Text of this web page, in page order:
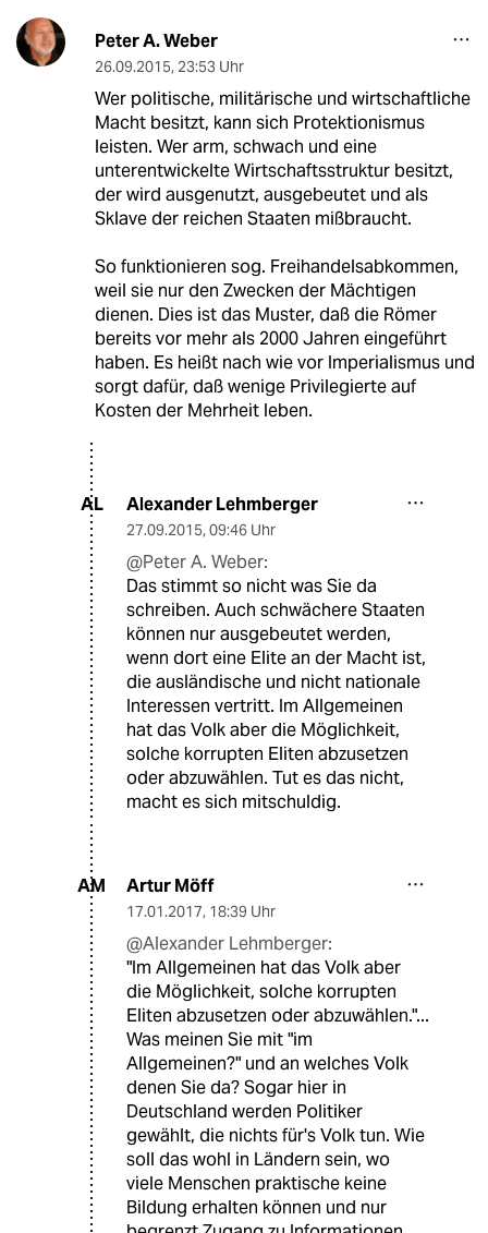
Peter A. Weber
26.09.2015, 23:53 Uhr
Wer politische, militärische und wirtschaftliche
Macht besitzt, kann sich Protektionismus
leisten. Wer arm, schwach und eine
unterentwickelte Wirtschaftsstruktur besitzt,
der wird ausgenutzt, ausgebeutet und als
Sklave der reichen Staaten mißbraucht.
So funktionieren sog. Freihandelsabkommen,
weil sie nur den Zwecken der Mächtigen
dienen. Dies ist das Muster, daß die Römer
bereits vor mehr als 2000 Jahren eingeführt
haben. Es heißt nach wie vor Imperialismus und
sorgt dafür, daß wenige Privilegierte auf
Kosten der Mehrheit leben.
AL Alexander Lehmberger
27.09.2015, 09:46 Uhr
@Peter A. Weber:
Das stimmt so nicht was Sie da
schreiben. Auch schwächere Staaten
können nur ausgebeutet werden,
wenn dort eine Elite an der Macht ist,
die ausländische und nicht nationale
Interessen vertritt. Im Allgemeinen
hat das Volk aber die Möglichkeit,
solche korrupten Eliten abzusetzen
oder abzuwählen. Tut es das nicht,
macht es sich mitschuldig.
AM Artur Möff
17.01.2017, 18:39 Uhr
@Alexander Lehmberger:
"Im Allgemeinen hat das Volk aber
die Möglichkeit, solche korrupten
Eliten abzusetzen oder abzuwählen."...
Was meinen Sie mit "im
Allgemeinen?" und an welches Volk
denen Sie da? Sogar hier in
Deutschland werden Politiker
gewählt, die nichts für's Volk tun. Wie
soll das wohl in Ländern sein, wo
viele Menschen praktische keine
Bildung erhalten können und nur